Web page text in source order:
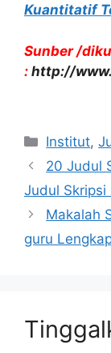
Kuantitatif
Sunber /
: http://
Kategori
Institut,
20 Judul
Judul
Makalah
guru